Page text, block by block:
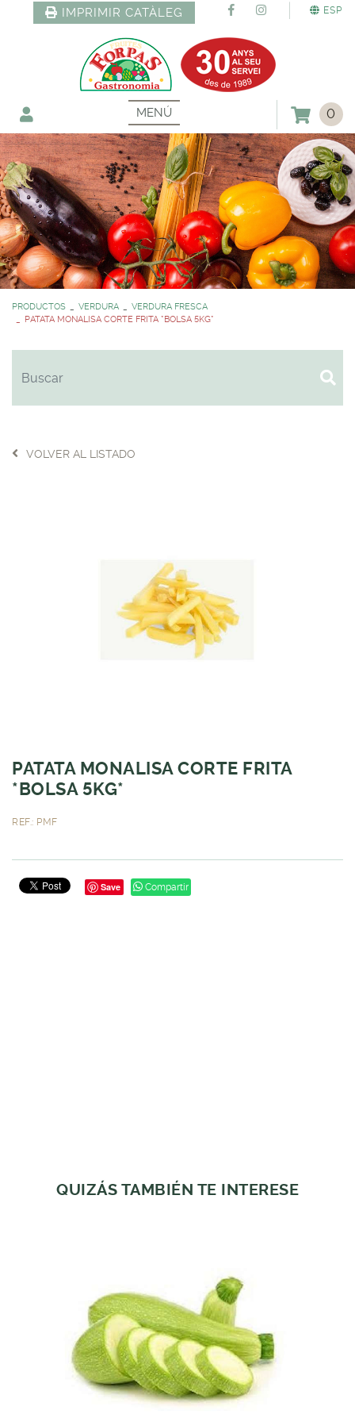
ESP
IMPRIMIR CATÀLEG
MENÚ 0
PRODUCTOS VERDURA
VERDURA FRESCA
PATATA MONALISA CORTE FRITA *BOLSA 5KG*
VOLVER AL LISTADO
PATATA MONALISA CORTE FRITA
*BOLSA 5KG*
REF.: PMF
Save Compartir
QUIZÁS TAMBIÉN TE INTERESE